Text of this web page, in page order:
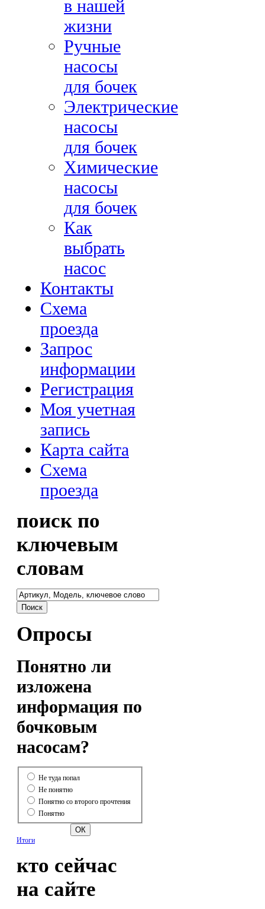
в нашей
жизни
Ручные
насосы
для бочек
Электрические
насосы
для бочек
Химические
насосы
для бочек
Как
выбрать
насос
Контакты
Схема
проезда
Запрос
информации
Регистрация
Моя учетная
запись
Карта сайта
Схема
проезда
поиск по
ключевым
словам
Опросы
Понятно ли
изложена
информация по
бочковым
насосам?
Не туда попал
Не понятно
Понятно со второго прочтения
Понятно
Итоги
кто сейчас
на сайте